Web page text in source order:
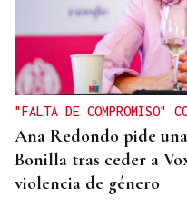
"FALTA DE COMPROMISO"
Ana Redondo pide
Bonilla tras ceder a
violencia de género